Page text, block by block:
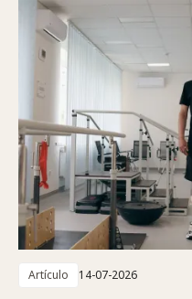
Artículo 14-07-2026